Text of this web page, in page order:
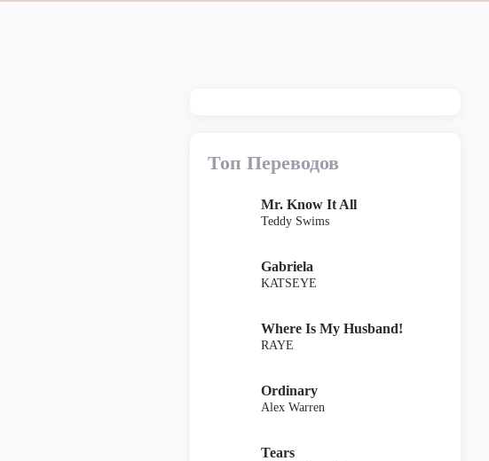
Топ Переводов
Mr. Know It All
Teddy Swims
Gabriela
KATSEYE
Where Is My Husband!
RAYE
Ordinary
Alex Warren
Tears